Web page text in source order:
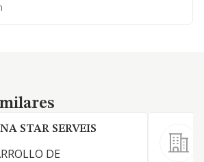
STAR SERVEIS
DE